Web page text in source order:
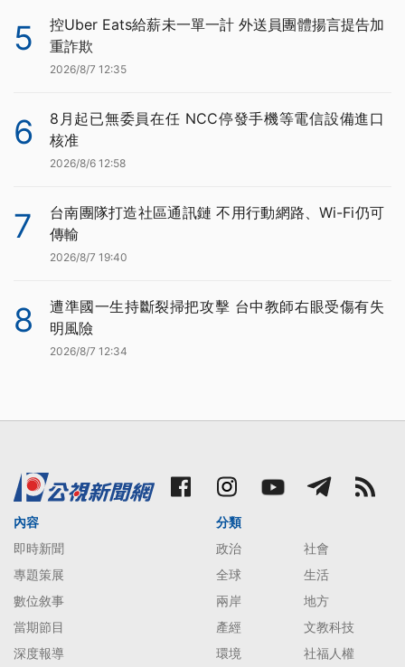
5
控Uber Eats給薪未一單一計 外送員團體揚言提告加
重詐欺
2026/8/7 12:35
6
8月起已無委員在任 NCC停發手機等電信設備進口
核准
2026/8/6 12:58
7
台南團隊打造社區通訊鏈 不用行動網路、Wi-Fi仍可
傳輸
2026/8/7 19:40
8
遭準國一生持斷裂掃把攻擊 台中教師右眼受傷有失
明風險
2026/8/7 12:34
內容
即時新聞
專題策展
數位敘事
當期節目
深度報導
分類
政治
社會
全球
生活
兩岸
地方
產經
文教科技
環境
社福人權